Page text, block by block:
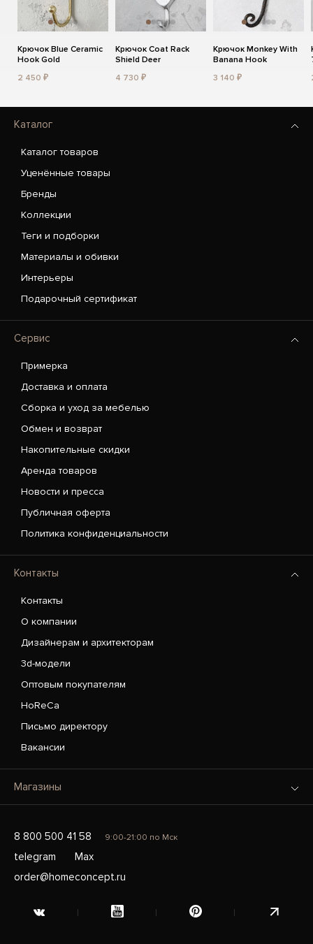
Крючок Blue Ceramic
Hook Gold
2 450 ₽
Крючок Coat Rack
Shield Deer
4 730 ₽
Крючок Monkey With
Banana Hook
3 140 ₽
Каталог
Каталог товаров
Уценённые товары
Бренды
Коллекции
Теги и подборки
Материалы и обивки
Интерьеры
Подарочный сертификат
Сервис
Примерка
Доставка и оплата
Сборка и уход за мебелью
Обмен и возврат
Накопительные скидки
Аренда товаров
Новости и пресса
Публичная оферта
Политика конфиденциальности
Контакты
Контакты
О компании
Дизайнерам и архитекторам
3d-модели
Оптовым покупателям
HoReCa
Письмо директору
Вакансии
Магазины
8 800 500 41 58 9:00-21:00 по Мск
telegram
Max
order@homeconcept.ru